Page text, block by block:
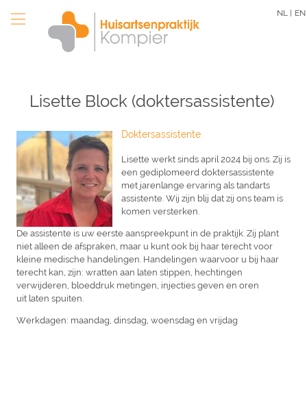
NL | EN
Lisette Block (doktersassistente)
Doktersassistente
Lisette werkt sinds april 2024 bij ons. Zij is
een gediplomeerd doktersassistente
met jarenlange ervaring als tandarts
assistente. Wij zijn blij dat zij ons team is
komen versterken.
De assistente is uw eerste aanspreekpunt in de praktijk. Zij plant
niet alleen de afspraken, maar u kunt ook bij haar terecht voor
kleine medische handelingen. Handelingen waarvoor u bij haar
terecht kan, zijn: wratten aan laten stippen, hechtingen
verwijderen, bloeddruk metingen, injecties geven en oren
uit laten spuiten.
Werkdagen: maandag, dinsdag, woensdag en vrijdag